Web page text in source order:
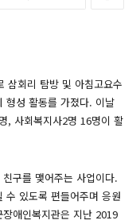
삼회리 탐방 및 아침고요수
형성 활동를 가졌다. 이날
, 사회복지사2명 16명이 활
구를 맺어주는 사업이다.
수 있도록 편들어주며 응원
장애인복지관은 지난 2019